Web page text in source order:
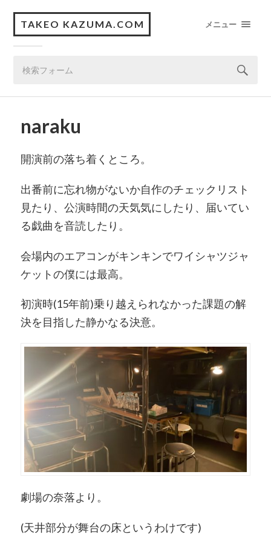
TAKEO KAZUMA.COM メニュー
naraku
開演前の落ち着くところ。
出番前に忘れ物がないか自作のチェックリスト
見たり、公演時間の天気気にしたり、届いてい
る戯曲を音読したり。
会場内のエアコンがキンキンでワイシャツジャ
ケットの僕には最高。
初演時(15年前)乗り越えられなかった課題の解
決を目指した静かなる決意。
劇場の奈落より。
(天井部分が舞台の床というわけです)